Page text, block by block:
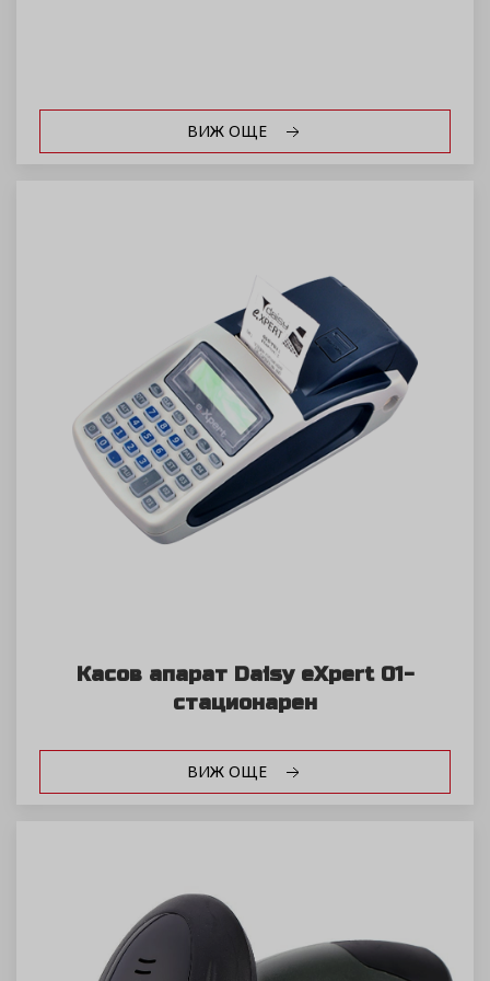
ВИЖ ОЩЕ
Касов апарат Daisy eXpert 01-
стационарен
ВИЖ ОЩЕ